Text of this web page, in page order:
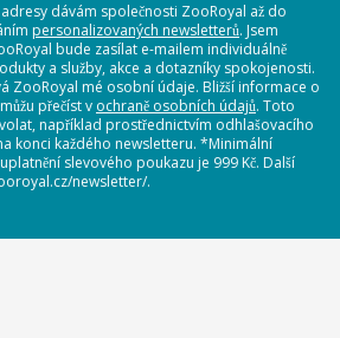
dávám společnosti ZooRoyal až do
personalizovaných newsletterů. Jsem
bude zasílat e-mailem individuálně
a služby, akce a dotazníky spokojenosti.
ZooRoyal mé osobní údaje. Bližší informace o
přečíst v ochraně osobních údajů. Toto
například prostřednictvím odhlašovacího
konci každého newsletteru. *Minimální
slevového poukazu je 999 Kč. Další
newsletter/.